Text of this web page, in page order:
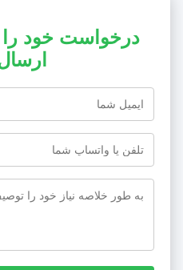
درخواست خود را